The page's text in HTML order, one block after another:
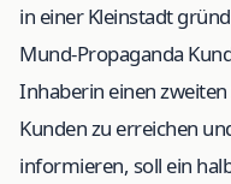
in einer Kleinstadt
Mund-Propaganda
Inhaberin einen
Kunden zu erreichen
informieren, soll ein